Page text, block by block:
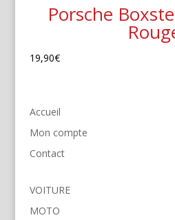
Porsche
19,90€
Accueil
Mon compte
Contact
VOITURE
MOTO